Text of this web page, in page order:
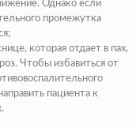
Однако если
промежутка
, которая отдает в пах,
Чтобы избавиться от
пациента к